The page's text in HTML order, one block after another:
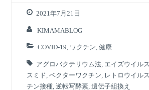
2021年7月21日
KIMAMABLOG
COVID-19 ワクチン ,健康
アグロバクテリウム法 エイズウイルス
スミド ,ベクターワクチン レトロウイルス
チン接種 ,逆転写酵素 ,遺伝子組換え